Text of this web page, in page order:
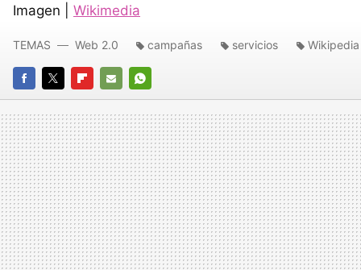
Imagen | Wikimedia
FACEBOOK
TWITTERFLIPBOARD
E-
MAIL
WHATSAPP
TEMAS Web 2.0 campañas servicios Wikipedia